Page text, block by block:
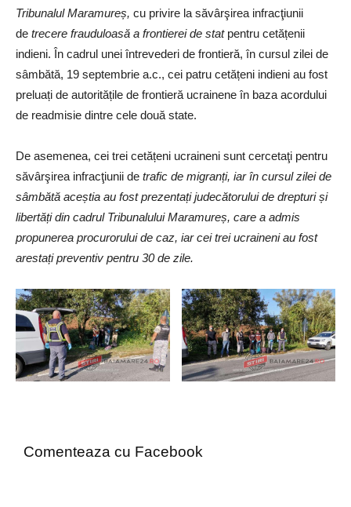
Tribunalul Maramureș, cu privire la săvârşirea infracţiunii
de trecere frauduloasă a frontierei de stat pentru cetățenii
indieni. În cadrul unei întrevederi de frontieră, în cursul zilei de
sâmbătă, 19 septembrie a.c., cei patru cetățeni indieni au fost
preluați de autoritățile de frontieră ucrainene în baza acordului
de readmisie dintre cele două state.
De asemenea, cei trei cetățeni ucraineni sunt cercetaţi pentru
săvârşirea infracţiunii de trafic de migranți, iar în cursul zilei de
sâmbătă aceștia au fost prezentați judecătorului de drepturi și
libertăți din cadrul Tribunalului Maramureș, care a admis
propunerea procurorului de caz, iar cei trei ucraineni au fost
arestați preventiv pentru 30 de zile.
Comenteaza cu Facebook